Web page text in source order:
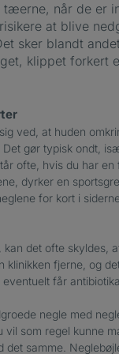
tæerne, når de er
at blive
sker blandt
klippet forkert
ved, at huden
gør typisk ondt,
ofte, hvis du har
dyrker en
for kort i
det ofte skyldes,
klinikken fjerne, og
får
negle med
vil som regel kunne
det samme.